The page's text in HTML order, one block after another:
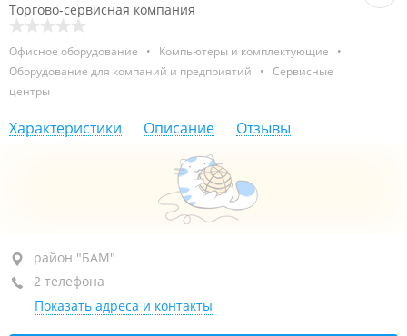
Торгово-сервисная компания
Офисное оборудование • Компьютеры и комплектующие
•
Оборудование для компаний и предприятий
•
Сервисные
центры
Характеристики Описание Отзывы
район "БАМ", ул. Иртышская, 15 стр. 7
1-й этаж, оф. 6
+7 914 653-30-60
район "БАМ"
2 телефона
Показать адреса и контакты